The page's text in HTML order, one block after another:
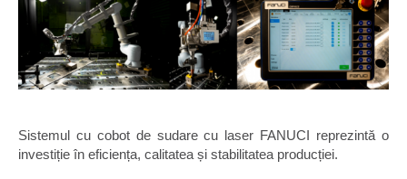
Sistemul cu cobot de sudare cu laser FANUCI reprezintă o
investiție în eficiența, calitatea și stabilitatea producției.